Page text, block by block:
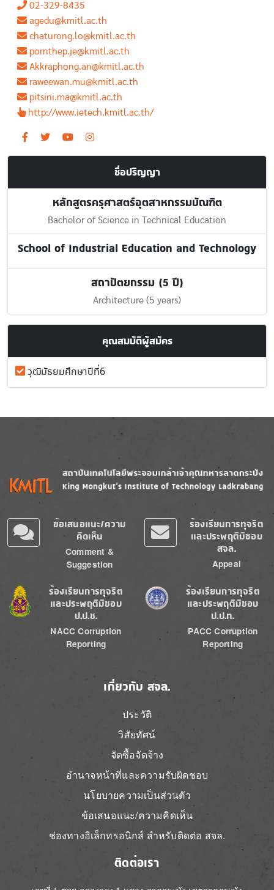
02-329-8435
agedu@kmitl.ac.th
chaturong.lo@kmitl.ac.th
pornthep.je@kmitl.ac.th
Akkraphong.an@kmitl.ac.th
raweewan.mu@kmitl.ac.th
pitsini.ma@kmitl.ac.th
http://www.ietech.kmitl.ac.th/
ชื่อปริญญา
หลักสูตรครุศาสตร์อุตสาหกรรมบัณฑิต
Bachelor of Science in Technical Education
School of Industrial Education and Technology
สถาปัตยกรรม (5 ปี)
Architecture (5 years)
คุณสมบัติผู้สมัคร
วุฒิมัธยมศึกษาปีที่6
Image
ข้อเสนอแนะ/ความ
คิดเห็น
Comment &
Suggestion
ร้องเรียนการทุจริต
และประพฤติมิชอบ
สจล.
Appeal
Image
ร้องเรียนการทุจริต
และประพฤติมิชอบ
ป.ป.ช.
NACC Corruption
Reporting
Image
ร้องเรียนการทุจริต
และประพฤติมิชอบ
ป.ป.ท.
PACC Corruption
Reporting
เกี่ยวกับ สจล.
ประวัติ
วิสัยทัศน์
จัดซื้อจัดจ้าง
อำนาจหน้าที่และความรับผิดชอบ
นโยบายความเป็นส่วนตัว
ข้อเสนอแนะ/ความคิดเห็น
ช่องทางอิเล็กทรอนิกส์ สำหรับติดต่อ สจล.
ติดต่อเรา